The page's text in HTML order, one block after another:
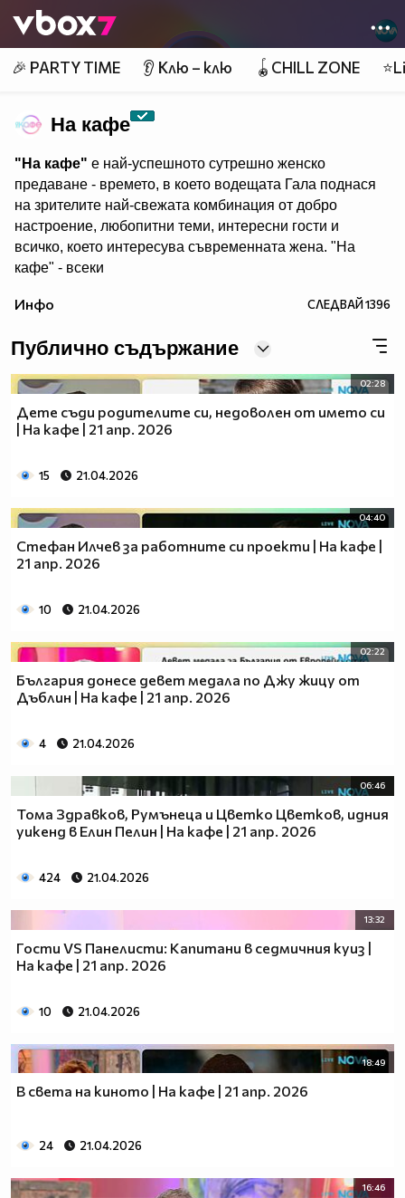
👾
🎉 PARTY TIME 👂 Клю – клю 🪀CHILL ZONE
На кафе
"На кафе" е най-успешното сутрешно женско
предаване - времето, в което водещата Гала поднася
на зрителите най-свежата комбинация от добро
настроение, любопитни теми, интересни гости и
всичко, което интересува съвременната жена. "На
кафе" - всеки
може да гледате и в
Инфо СЛЕДВАЙ1396
Публично съдържание
02:28
Дете съди родителите си, недоволен от името си
| На кафе | 21 апр. 2026
15 21.04.2026
04:40
Стефан Илчев за работните си проекти | На кафе |
21 апр. 2026
10 21.04.2026
02:22
България донесе девет медала по Джу жицу от
Дъблин | На кафе | 21 апр. 2026
4 21.04.2026
06:46
Тома Здравков, Румънеца и Цветко Цветков, идния
уикенд в Елин Пелин | На кафе | 21 апр. 2026
424 21.04.2026
13:32
Гости VS Панелисти: Капитани в седмичния куиз |
На кафе | 21 апр. 2026
10 21.04.2026
18:49
В света на киното | На кафе | 21 апр. 2026
24 21.04.2026
16:46